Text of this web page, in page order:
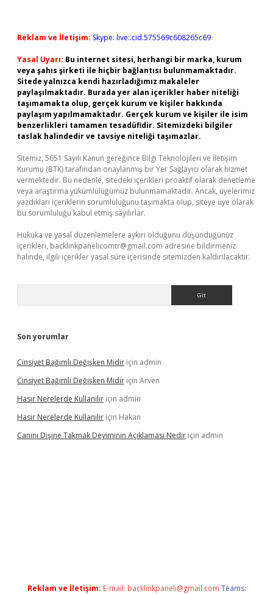
Reklam ve İletişim: Skype: live:.cid.575569c608265c69
Yasal Uyarı: Bu internet sitesi, herhangi bir marka, kurum
veya şahıs şirketi ile hiçbir bağlantısı bulunmamaktadır.
Sitede yalnızca kendi hazırladığımız makaleler
paylaşılmaktadır. Burada yer alan içerikler haber niteliği
taşımamakta olup, gerçek kurum ve kişiler hakkında
paylaşım yapılmamaktadır. Gerçek kurum ve kişiler ile isim
benzerlikleri tamamen tesadüfidir. Sitemizdeki bilgiler
taslak halindedir ve tavsiye niteliği taşımazlar.
Sitemiz, 5651 Sayılı Kanun gereğince Bilgi Teknolojileri ve İletişim
Kurumu (BTK) tarafından onaylanmış bir Yer Sağlayıcı olarak hizmet
vermektedir. Bu nedenle, sitedeki içerikleri proaktif olarak denetleme
veya araştırma yükümlülüğümüz bulunmamaktadır. Ancak, üyelerimiz
yazdıkları içeriklerin sorumluluğunu taşımakta olup, siteye üye olarak
bu sorumluluğu kabul etmiş sayılırlar.
Hukuka ve yasal düzenlemelere aykırı olduğunu düşündüğünüz
içerikleri, backlinkpanelicomtr@gmail.com adresine bildirmeniz
halinde, ilgili içerikler yasal süre içerisinde sitemizden kaldırılacaktır.
Son yorumlar
Cinsiyet Bağımlı Değişken Midir için admin
Cinsiyet Bağımlı Değişken Midir için Arven
Hasır Nerelerde Kullanılır için admin
Hasır Nerelerde Kullanılır için Hakan
Canını Dişine Takmak Deyiminin Açıklaması Nedir için admin
Reklam ve İletişim: E-mail: backlinkpaneli@gmail.com Teams: